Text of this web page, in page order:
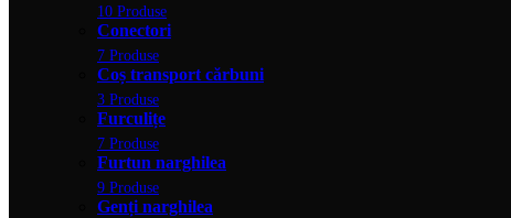
10 Produse
Conectori
7 Produse
Coș transport cărbuni
3 Produse
Furculițe
7 Produse
Furtun narghilea
9 Produse
Genți narghilea